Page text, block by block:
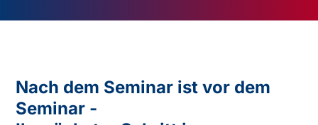
Nach dem Seminar ist vor dem
Seminar -